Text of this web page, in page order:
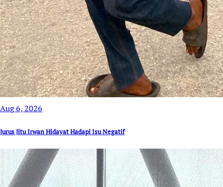
Aug 6, 2026
Jurus Jitu Irwan Hidayat Hadapi Isu Negatif